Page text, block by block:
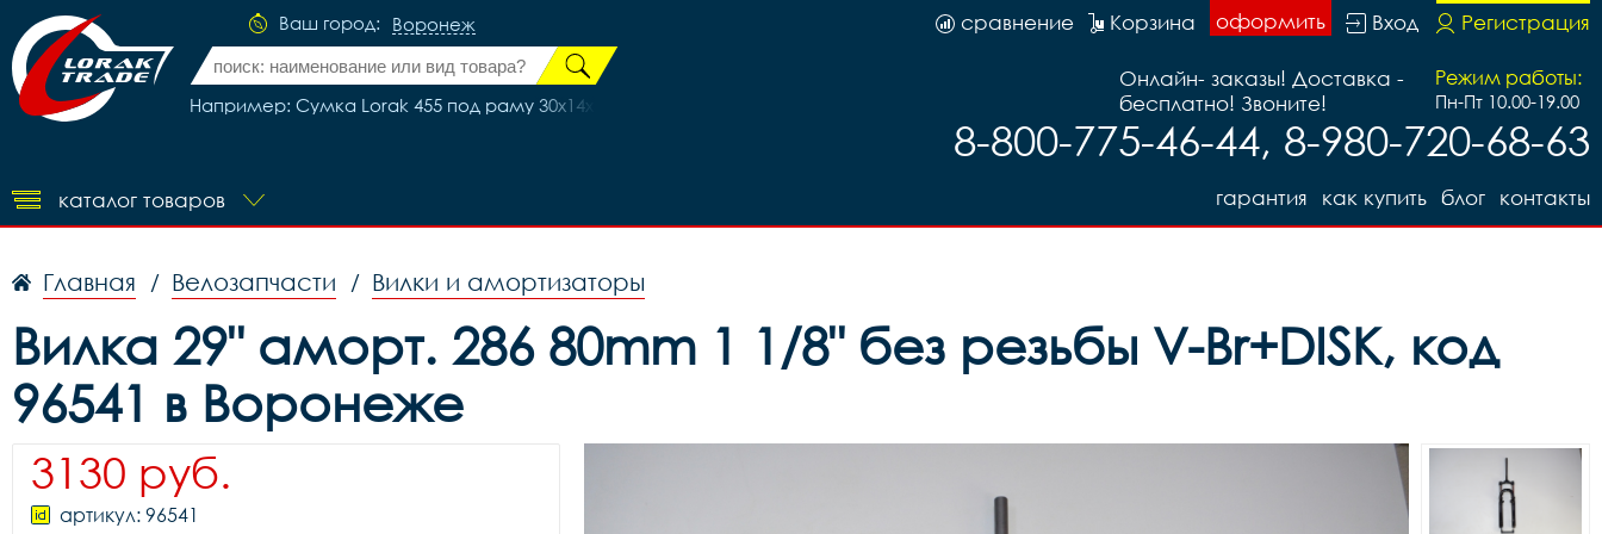
Ваш город: Воронеж
Например: Сумка Lorak 455 под раму 30х14х5см черно-зеленый, код 45505
Регистрация
Вход
оформить
Корзина
сравнение
Режим работы:
Пн-Пт 10.00-19.00
Онлайн- заказы! Доставка -
бесплатно! Звоните!
8-800-775-46-44, 8-980-720-68-63
каталог товаров контакты
блог
как купить
гарантия
Главная / Велозапчасти / Вилки и амортизаторы
Вилка 29" аморт. 286 80mm 1 1/8" без резьбы V-Br+DISK, код
96541 в Воронеже
3130 руб.
артикул: 96541